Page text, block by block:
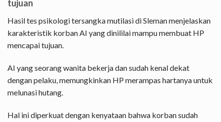
tujuan
Hasil tes psikologi tersangka mutilasi di Sleman menjelaskan
karakteristik korban AI yang dinililai mampu membuat HP
mencapai tujuan.
AI yang seorang wanita bekerja dan sudah kenal dekat
dengan pelaku, memungkinkan HP merampas hartanya untuk
melunasi hutang.
Hal ini diperkuat dengan kenyataan bahwa korban sudah